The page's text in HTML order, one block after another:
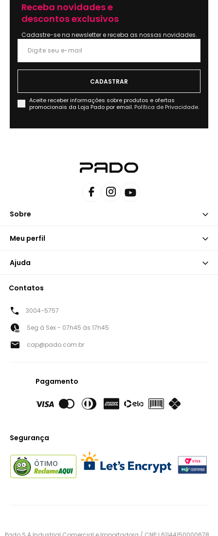
Receba novidades e
descontos exclusivos
Cadastre-se na newsletter e receba as nossas novidades.
Aceite receber informações sobre produtos e ofertas
promocionais da Loja Pado por email. Política de Privacidade.
Sobre
Meu perfil
Ajuda
Contatos
3004-5757
Seg à Sex - 07h45 às 17h45
cap@pado.com.br
Pagamento
Segurança
ÓTIMO